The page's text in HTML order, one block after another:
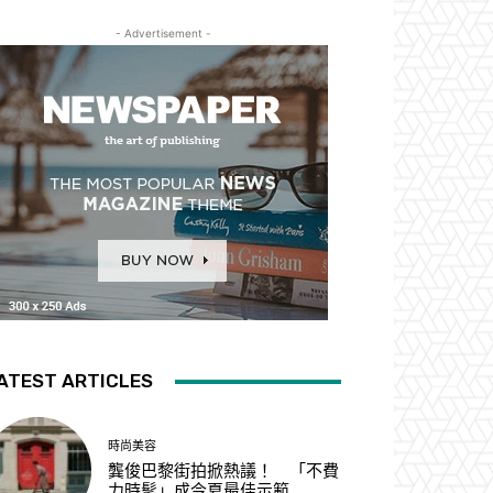
- Advertisement -
ARTICLES
時尚美容
龔俊巴黎街拍掀熱議！ 「不費